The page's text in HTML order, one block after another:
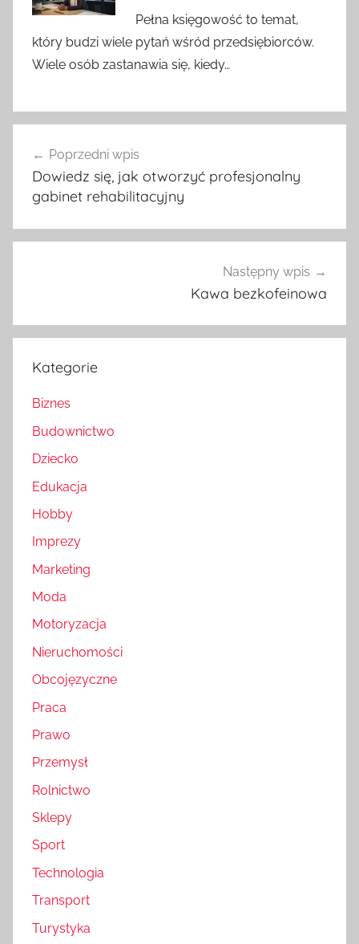
Pełna księgowość to temat,
który budzi wiele pytań wśród przedsiębiorców.
Wiele osób zastanawia się, kiedy…
wpisu
Poprzedni wpis
Dowiedz się, jak otworzyć profesjonalny
gabinet rehabilitacyjny
Następny wpis
Kawa bezkofeinowa
Kategorie
Biznes
Budownictwo
Dziecko
Edukacja
Hobby
Imprezy
Marketing
Moda
Motoryzacja
Nieruchomości
Obcojęzyczne
Praca
Prawo
Przemysł
Rolnictwo
Sklepy
Sport
Technologia
Transport
Turystyka